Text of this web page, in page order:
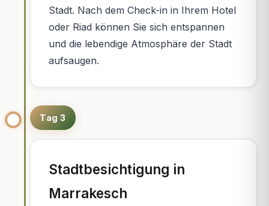
Stadt. Nach dem Check-in in Ihrem Hotel
oder Riad können Sie sich entspannen
und die lebendige Atmosphäre der Stadt
aufsaugen.
Tag 3
Stadtbesichtigung in
Marrakesch